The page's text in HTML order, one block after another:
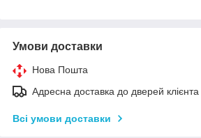
Умови доставки
Нова Пошта
Адресна доставка до дверей клієнта
Всі умови доставки